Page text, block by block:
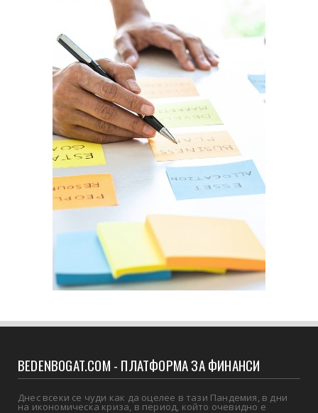
BEDENBOGAT.COM - ПЛАТФОРМА ЗА ФИНАНСИ
Днес всеки се чуди как да оцелее в тази Пандемия, в дни
на икономическа криза, в период, който очевидно е